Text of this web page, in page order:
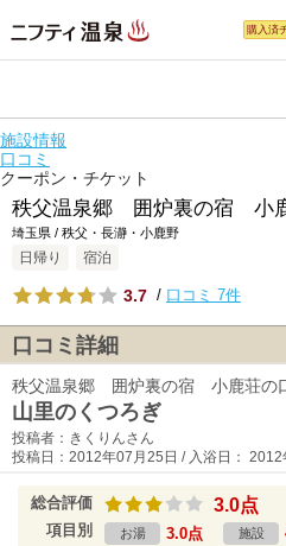
購入済
施設情報
口コミ
クーポン・チケット
秩父温泉郷 囲炉裏の宿 小
埼玉県 / 秩父・長瀞・小鹿野
日帰り 宿泊
3.7 / 口コミ 7件
口コミ詳細
秩父温泉郷 囲炉裏の宿 小鹿荘の
山里のくつろぎ
投稿者：きくりんさん
投稿日：2012年07月25日 / 入浴日：
総合評価 3.0点
項目別 お湯 3.0点 施設